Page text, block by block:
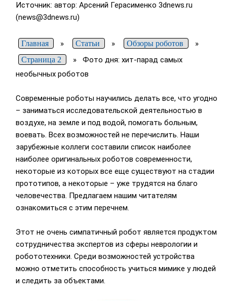
Источник: автор: Арсений Герасименко 3dnews.ru
(news@3dnews.ru)
Главная » Статьи » Обзоры роботов »
Страница 2 » Фото дня: хит-парад самых
необычных роботов
Современные роботы научились делать все, что угодно
– заниматься исследовательской деятельностью в
воздухе, на земле и под водой, помогать больным,
воевать. Всех возможностей не перечислить. Наши
зарубежные коллеги составили список наиболее
наиболее оригинальных роботов современности,
некоторые из которых все еще существуют на стадии
прототипов, а некоторые – уже трудятся на благо
человечества. Предлагаем нашим читателям
ознакомиться с этим перечнем.
Этот не очень симпатичный робот является продуктом
сотрудничества экспертов из сферы неврологии и
робототехники. Среди возможностей устройства
можно отметить способность учиться мимике у людей
и следить за объектами.